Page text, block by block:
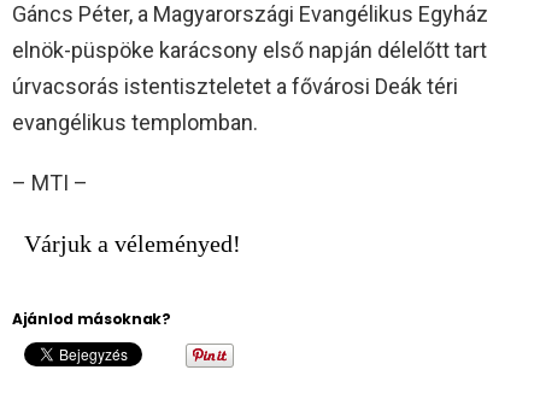
Gáncs Péter, a Magyarországi Evangélikus Egyház
elnök-püspöke karácsony első napján délelőtt tart
úrvacsorás istentiszteletet a fővárosi Deák téri
evangélikus templomban.
– MTI –
Várjuk a véleményed!
Ajánlod másoknak?